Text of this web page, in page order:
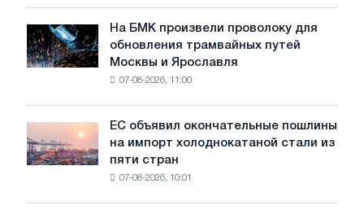
достижения
целей
обезуглероживания
в
июле
На
БМК
произвели
трамвайных
путей
Москвы
Ярославля
На БМК произвели проволоку для
обновления трамвайных путей
Москвы и Ярославля
07-08-2026, 11:00
объявил
окончательные
ЕС объявил окончательные пошлины
на импорт холоднокатаной стали из
пяти стран
07-08-2026, 10:01